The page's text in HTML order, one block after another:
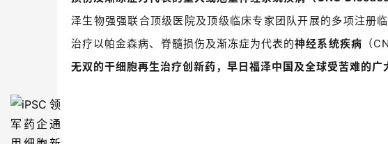
泽生物强强联合顶级医院及顶级临床专家团队开展的多项注册
治疗以帕金森病、脊髓损伤及渐冻症为代表的神经系统疾病 （
无双的干细胞再生治疗创新药，早日福泽中国及全球受苦难的广